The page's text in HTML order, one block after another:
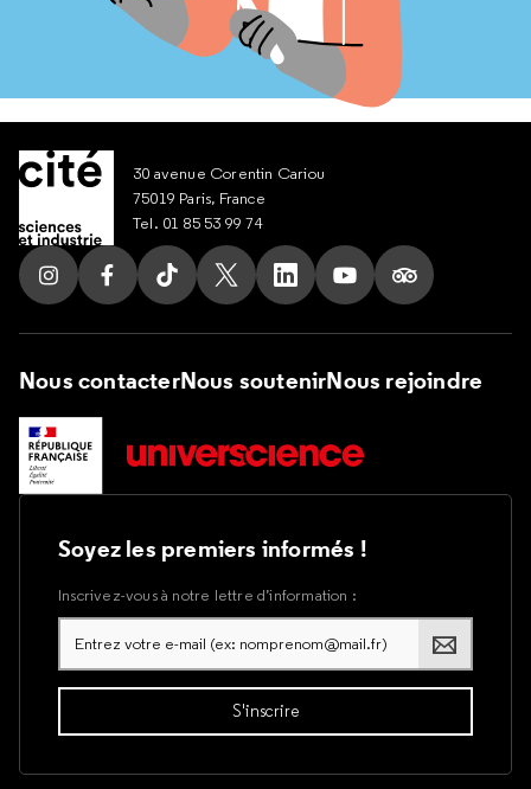
30 avenue Corentin Cariou
75019 Paris, France
Tel. 01 85 53 99 74
Suivez nous sur Instagram
Suivez nous sur Facebook
Suivez nous sur Tik Tok
Suivez nous sur X
Suivez nous sur LinkedIn
Suivez nous sur
Suivez nous
Nous contacterNous soutenirNous rejoindre
Soyez les premiers informés !
Inscrivez-vous à notre lettre d’information :